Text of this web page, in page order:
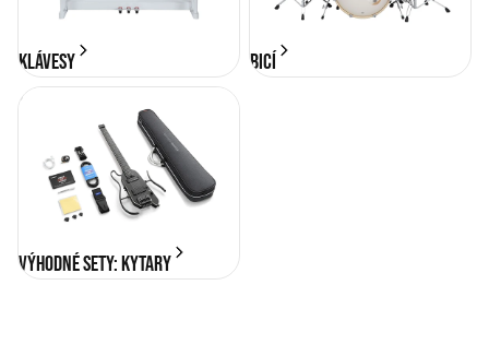
KLÁVESY BICÍ
Výhodné sety: Kytary
Výhodné sety: Kytary